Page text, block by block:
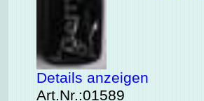
Details anzeigen
Art.Nr.:01589